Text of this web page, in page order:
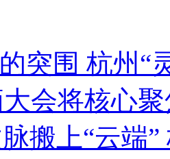
突围 杭州“
会将核心
搬上“云端